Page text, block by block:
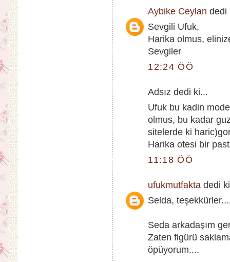
Aybike Ceylan dedi
Sevgili Ufuk,
Harika olmus,
Sevgiler
12:24 ÖÖ
Adsız dedi ki...
Ufuk bu kadin
olmus, bu kadar
sitelerde ki
Harika otesi bir
11:18 ÖÖ
ufukmutfakta dedi
Selda,
Seda arkadaşım
Zaten figürü
öpüyorum....